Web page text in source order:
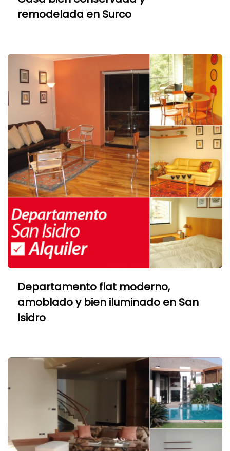
remodelada en Surco
Departamento flat moderno,
amoblado y bien iluminado en San
Isidro